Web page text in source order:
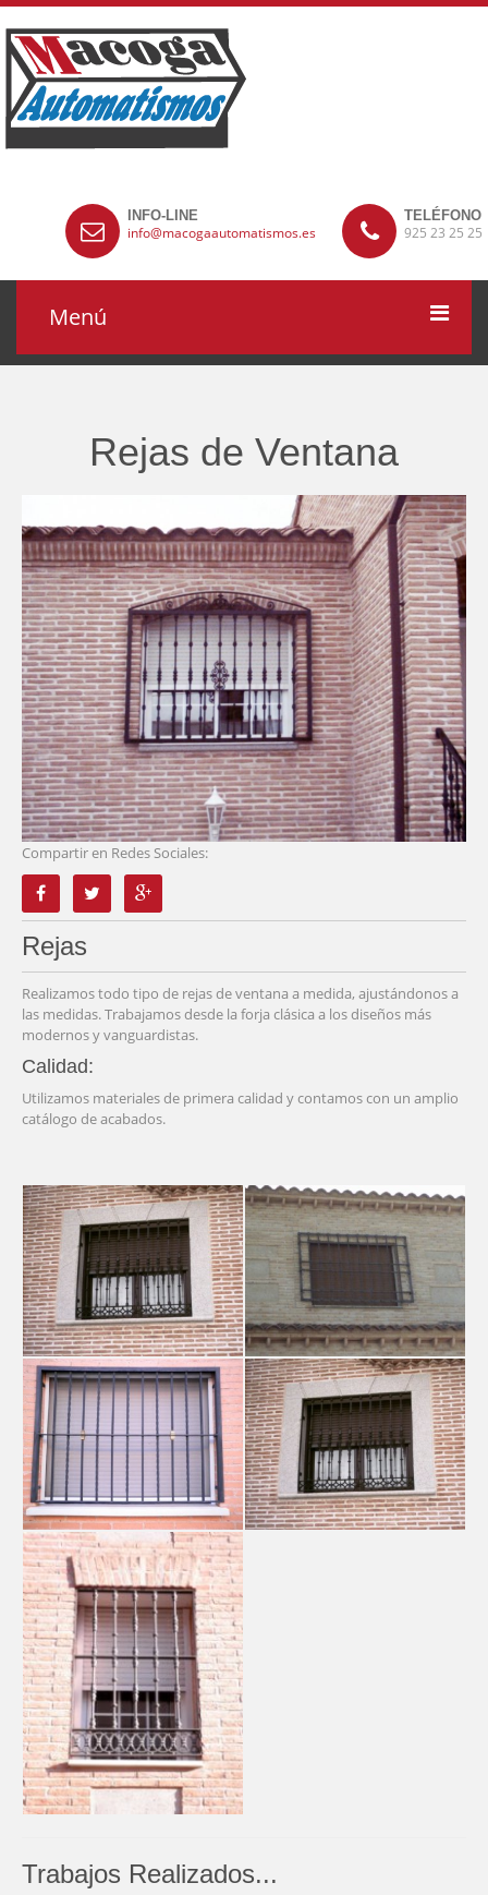
INFO-LINE
info@macogaautomatismos.es
TELÉFONO
925 23 25 25
Menú
NUESTRA EMPRESA
CONTACTO
Rejas de Ventana
Compartir en Redes Sociales:
Rejas
Realizamos todo tipo de rejas de ventana a medida, ajustándonos a
las medidas. Trabajamos desde la forja clásica a los diseños más
modernos y vanguardistas.
Calidad:
Utilizamos materiales de primera calidad y contamos con un amplio
catálogo de acabados.
Trabajos Realizados...